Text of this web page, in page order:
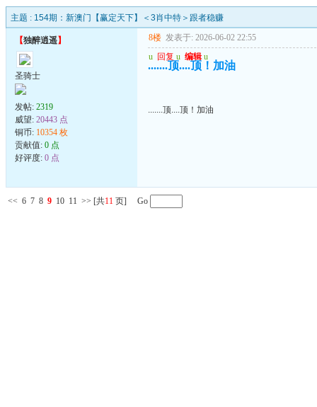
主题 : 154期：新澳门【赢定天下】＜3肖中特＞跟者稳赚
【独醉逍遥】
圣骑士
发帖: 2319
威望: 20443 点
铜币: 10354 枚
贡献值: 0 点
好评度: 0 点
8楼 发表于: 2026-06-02 22:55
u 回复 u 编辑 u
.......顶....顶！加油
.......顶....顶！加油
<< 6 7 8 9 10 11 >> [共11 页] Go